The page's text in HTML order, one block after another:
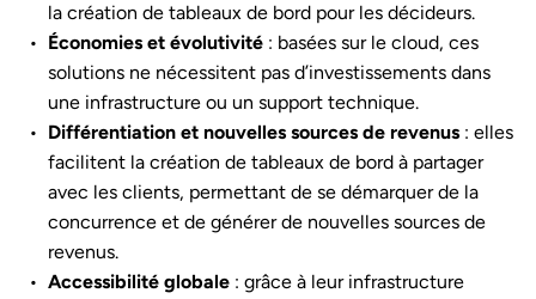
la création de tableaux de bord pour les décideurs.
Économies et évolutivité : basées sur le cloud, ces
solutions ne nécessitent pas d’investissements dans
une infrastructure ou un support technique.
Différentiation et nouvelles sources de revenus : elles
facilitent la création de tableaux de bord à partager
avec les clients, permettant de se démarquer de la
concurrence et de générer de nouvelles sources de
revenus.
Accessibilité globale : grâce à leur infrastructure